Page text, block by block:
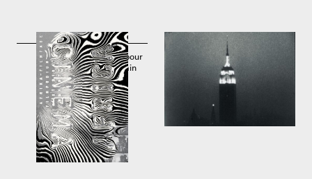
Affiche "Cinemafrica" pour
le festival du film africain
de Zurich par Ralph
Schraivogel
1997
Empire. Film d'art muet
américain en noir et blanc
d'Andy Warhol